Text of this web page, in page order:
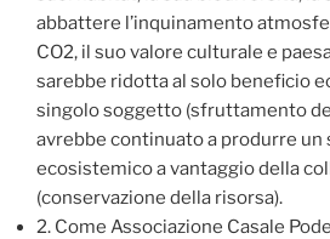
abbattere l’inquinamento
CO2, il suo valore culturale e
sarebbe ridotta al solo beneficio
singolo soggetto (sfruttamento
avrebbe continuato a produrre un
ecosistemico a vantaggio della
(conservazione della risorsa).
2. Come Associazione Casale